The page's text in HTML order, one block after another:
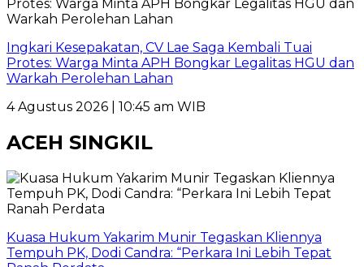
Ingkari Kesepakatan, CV Lae Saga Kembali Tuai
Protes: Warga Minta APH Bongkar Legalitas HGU dan
Warkah Perolehan Lahan
4 Agustus 2026 | 10:45 am WIB
ACEH SINGKIL
Kuasa Hukum Yakarim Munir Tegaskan Kliennya
Tempuh PK, Dodi Candra: “Perkara Ini Lebih Tepat